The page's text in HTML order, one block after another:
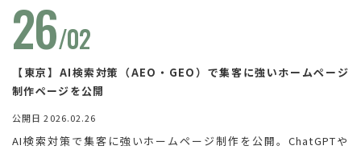
26/02
【東京】AI検索対策（AEO・GEO）で集客に強いホームページ
制作ページを公開
公開日 2026.02.26
AI検索対策で集客に強いホームページ制作を公開。ChatGPTや